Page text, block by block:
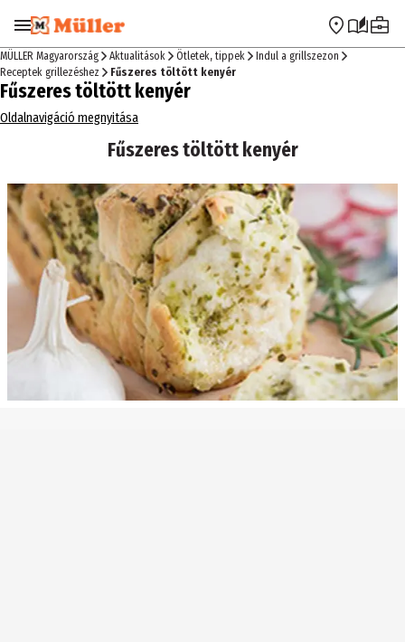
Ugrás a navigációra Ugrás a fő tartalomra
MÜLLER Magyarország Aktualitások Ötletek, tippek
Indul a grillszezon
Receptek grillezéshez
Fűszeres töltött kenyér
Fűszeres töltött kenyér
Oldalnavigáció megnyitása
Fűszeres töltött kenyér